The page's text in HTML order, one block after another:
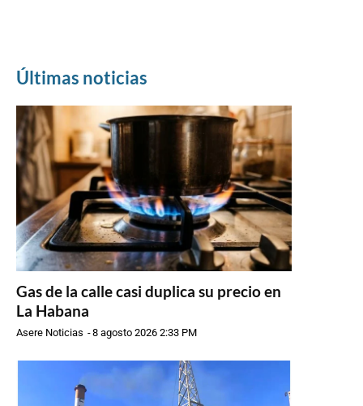
Últimas noticias
Gas de la calle casi duplica su precio en
La Habana
Asere Noticias -8 agosto 2026 2:33 PM